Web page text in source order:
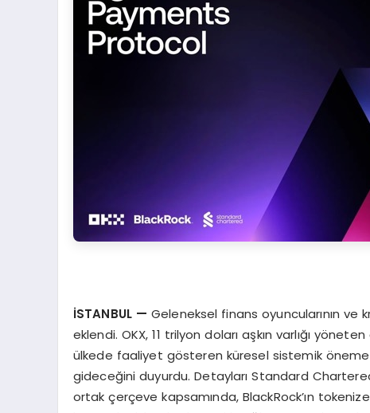
İSTANBUL — Geleneksel finans oyuncularının ve
eklendi. OKX, 11 trilyon doları aşkın varlığı
ülkede faaliyet gösteren küresel sistemik
gideceğini duyurdu. Detayları Standard
ortak çerçeve kapsamında, BlackRock’ın